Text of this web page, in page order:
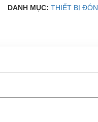
DANH MỤC:THIẾT BỊ